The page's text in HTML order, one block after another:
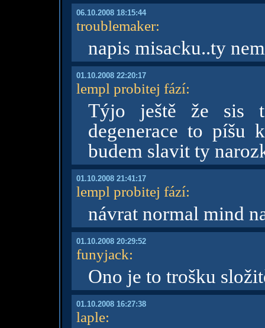
06.10.2008 18:15:44
troublemaker:
napis misacku..ty
01.10.2008 22:20:17
lempl probitej fází:
Týjo ještě že sis
degenerace to píšu
budem slavit ty
01.10.2008 21:41:17
lempl probitej fází:
návrat normal mind
01.10.2008 20:29:52
funyjack:
Ono je to trošku
01.10.2008 16:27:38
laple: